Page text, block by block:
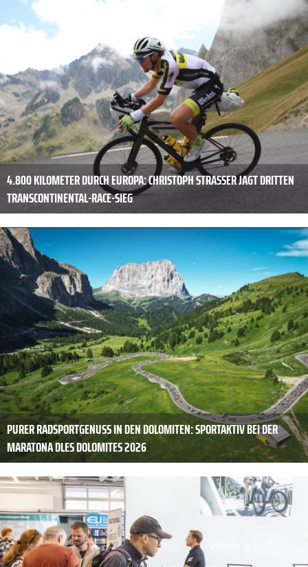
4.800 KILOMETER DURCH EUROPA: CHRISTOPH STRASSER JAGT DRITTEN
TRANSCONTINENTAL-RACE-SIEG
PURER RADSPORTGENUSS IN DEN DOLOMITEN: SPORTAKTIV BEI DER
MARATONA DLES DOLOMITES 2026